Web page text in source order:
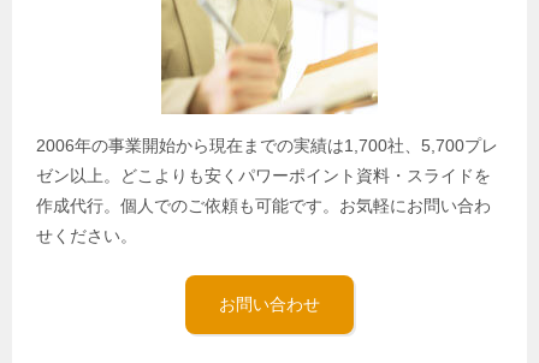
2006年の事業開始から現在までの実績は1,700社、5,700プレ
ゼン以上。どこよりも安くパワーポイント資料・スライドを
作成代行。個人でのご依頼も可能です。お気軽にお問い合わ
せください。
お問い合わせ